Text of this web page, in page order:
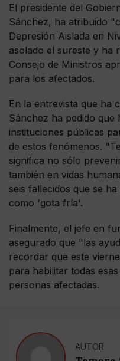
El presidente del
Sánchez, ha atribuido
Depresión Aislada en
asolado el sureste y ha
Consejo de Ministros
para los afectados.
En la entrevista que ha
Sánchez ha pedido que
instituciones públicas
de estos fenómenos.
significa no sólo
también en vidas
seis fallecidos que se
como 'gota fría'.
Finalmente, el jefe en
asegurado que "las
recordar que este
para habilitar todas
personas afectadas.
AUTOR